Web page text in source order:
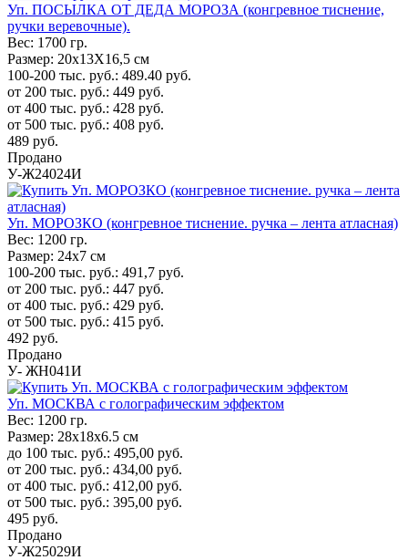
Уп. ПОСЫЛКА ОТ ДЕДА МОРОЗА (конгревное тиснение,
ручки веревочные).
Вес: 1700 гр.
Размер: 20x13Х16,5 см
100-200 тыс. руб.: 489.40 руб.
от 200 тыс. руб.: 449 руб.
от 400 тыс. руб.: 428 руб.
от 500 тыс. руб.: 408 руб.
489 руб.
Продано
У-Ж24024И
Уп. МОРОЗКО (конгревное тиснение. ручка – лента атласная)
Вес: 1200 гр.
Размер: 24х7 см
100-200 тыс. руб.: 491,7 руб.
от 200 тыс. руб.: 447 руб.
от 400 тыс. руб.: 429 руб.
от 500 тыс. руб.: 415 руб.
492 руб.
Продано
У- ЖН041И
Уп. МОСКВА с голографическим эффектом
Вес: 1200 гр.
Размер: 28х18х6.5 см
до 100 тыс. руб.: 495,00 руб.
от 200 тыс. руб.: 434,00 руб.
от 400 тыс. руб.: 412,00 руб.
от 500 тыс. руб.: 395,00 руб.
495 руб.
Продано
У-Ж25029И